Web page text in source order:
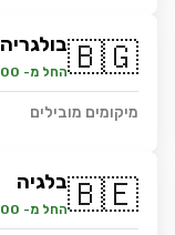
🇧🇬בולגריה
החל מ- $10.00 ליום
מיקומים מובילים
🇧🇪בלגיה
החל מ- $31.00 ליום